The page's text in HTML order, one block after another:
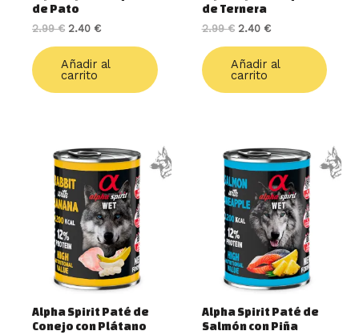
de Pato
2.99€ 2.40 €
Añadir al
carrito
de Ternera
2.99€ 2.40 €
Añadir al
carrito
Alpha Spirit Paté de
Conejo con Plátano
Alpha Spirit Paté de
Salmón con Piña